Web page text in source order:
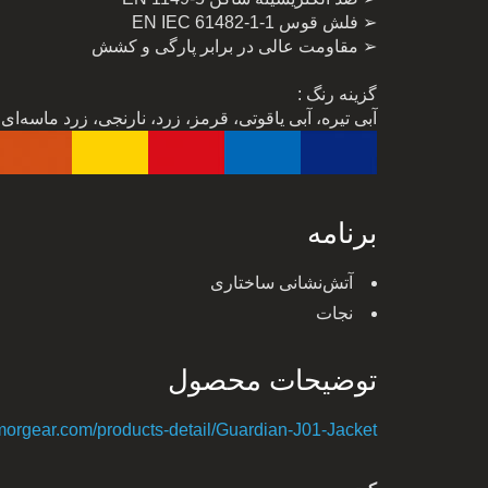
➢ فلش قوس EN IEC 61482-1-1
➢ مقاومت عالی در برابر پارگی و کشش
گزینه رنگ :
آبی تیره، آبی یاقوتی، قرمز، زرد، نارنجی، زرد
برنامه
آتش‌نشانی ساختاری
نجات
توضیحات محصول
products-detail/Guardian-J01-Jacket/